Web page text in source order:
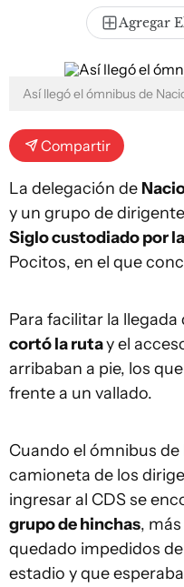
Agregar
Así llegó el ómnibus de
Compartir
La delegación de
y un grupo de
Siglo custodiado por
Pocitos, en el que
Para facilitar la
cortó la rutay el
arribaban a pie, los
frente a un vallado.
Cuando el ómnibus de
camioneta de los
ingresar al CDS se
grupo de hinchas,
quedado impedidos
estadio y que